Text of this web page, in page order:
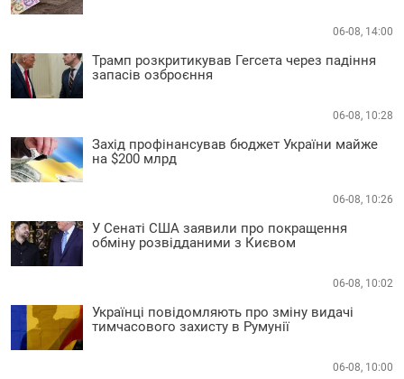
06-08, 14:00
Трамп розкритикував Гегсета через падіння
запасів озброєння
06-08, 10:28
Захід профінансував бюджет України майже
на $200 млрд
06-08, 10:26
У Сенаті США заявили про покращення
обміну розвідданими з Києвом
06-08, 10:02
Українці повідомляють про зміну видачі
тимчасового захисту в Румунії
06-08, 10:00